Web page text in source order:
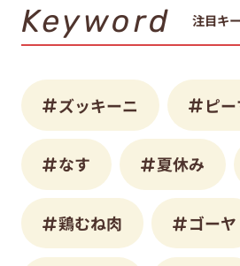
Keyword 注目キ
ズッキーニ ピ
なす 夏休み
鶏むね肉 ゴーヤ